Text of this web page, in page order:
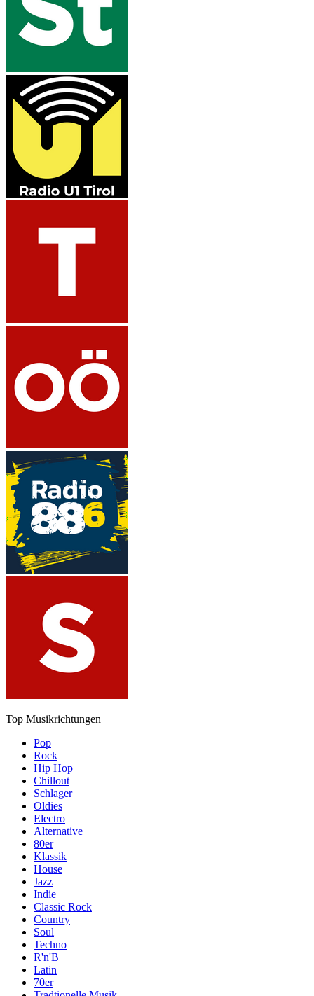
Top Musikrichtungen
Pop
Rock
Hip Hop
Chillout
Schlager
Oldies
Electro
Alternative
80er
Klassik
House
Jazz
Indie
Classic Rock
Country
Soul
Techno
R'n'B
Latin
70er